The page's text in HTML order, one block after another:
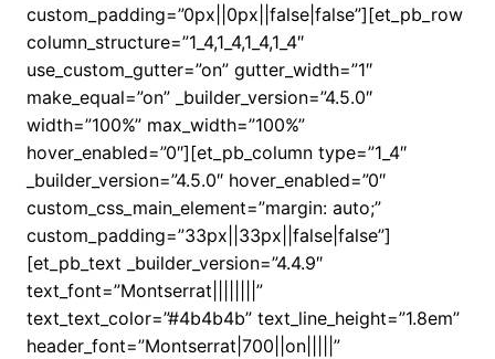
custom_padding=”0px||0px||false|false”][et_pb_row
column_structure=”1_4,1_4,1_4,1_4″
use_custom_gutter=”on” gutter_width=”1″
make_equal=”on” _builder_version=”4.5.0″
width=”100%” max_width=”100%”
hover_enabled=”0″][et_pb_column type=”1_4″
_builder_version=”4.5.0″ hover_enabled=”0″
custom_css_main_element=”margin: auto;”
custom_padding=”33px||33px||false|false”]
[et_pb_text _builder_version=”4.4.9″
text_font=”Montserrat||||||||”
text_text_color=”#4b4b4b” text_line_height=”1.8em”
header_font=”Montserrat|700||on|||||”